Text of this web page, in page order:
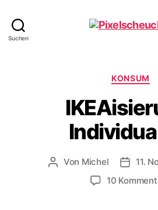
Suchen
KONSUM
Beitragsautor
Von Michel
11.
10